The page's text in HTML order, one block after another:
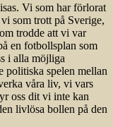
Vi som har förlorat
som trott på Sverige,
trodde att vi var
en fotbollsplan som
i alla möjliga
spelen mellan
våra liv, vi vars
oss dit vi inte kan
livlösa bollen på den